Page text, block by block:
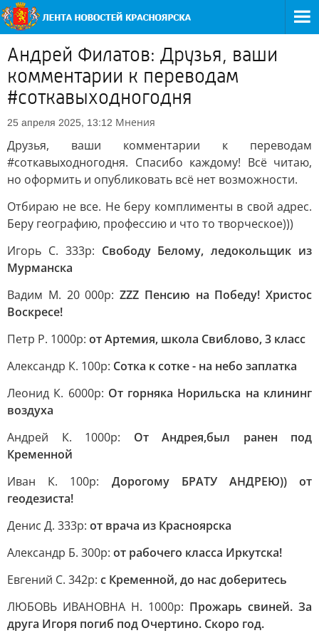
Андрей Филатов: Друзья, ваши
комментарии к переводам
#соткавыходногодня
25 апреля 2025, 13:12 Мнения
Друзья, ваши комментарии к переводам
#соткавыходногодня. Спасибо каждому! Всё читаю,
но оформить и опубликовать всё нет возможности.
Отбираю не все. Не беру комплименты в свой адрес.
Беру географию, профессию и что то творческое)))
Игорь С. 333р: Свободу Белому, ледокольщик из
Мурманска
Вадим М. 20 000р: ZZZ Пенсию на Победу! Христос
Воскресе!
Петр Р. 1000р: от Артемия, школа Свиблово, 3 класс
Александр К. 100р: Сотка к сотке - на небо заплатка
Леонид К. 6000р: От горняка Норильска на клининг
воздуха
Андрей К. 1000р: От Андрея,был ранен под
Кременной
Иван К. 100р: Дорогому БРАТУ АНДРЕЮ)) от
геодезиста!
Денис Д. 333р: от врача из Красноярска
Александр Б. 300р: от рабочего класса Иркутска!
Евгений С. 342р: с Кременной, до нас доберитесь
ЛЮБОВЬ ИВАНОВНА Н. 1000р: Прожарь свиней. За
друга Игоря погиб под Очертино. Скоро год.